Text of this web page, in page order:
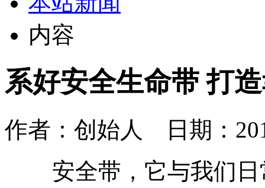
内容
系好安全生命带 打
作者：创始人 日期：
安全带，它与我们日